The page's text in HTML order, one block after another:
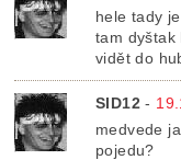
hele tady
tam dyštak
vidět do
SID12 -
medvede
pojedu?